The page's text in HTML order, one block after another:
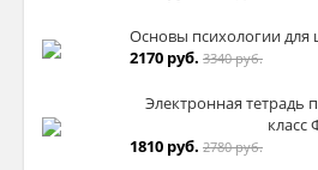
Основы психологии
2170 руб. 3340 руб.
Электронная тетрадь
класс
1810 руб. 2780 руб.